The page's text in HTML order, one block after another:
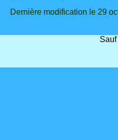
Dernière modification le 29